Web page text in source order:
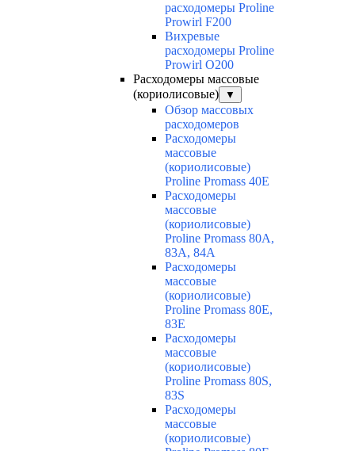
расходомеры Proline
Prowirl F200
Вихревые
расходомеры Proline
Prowirl O200
Расходомеры массовые
(кориолисовые)
▼
Обзор массовых
расходомеров
Расходомеры
массовые
(кориолисовые)
Proline Promass 40E
Расходомеры
массовые
(кориолисовые)
Proline Promass 80A,
83A, 84A
Расходомеры
массовые
(кориолисовые)
Proline Promass 80E,
83E
Расходомеры
массовые
(кориолисовые)
Proline Promass 80S,
83S
Расходомеры
массовые
(кориолисовые)